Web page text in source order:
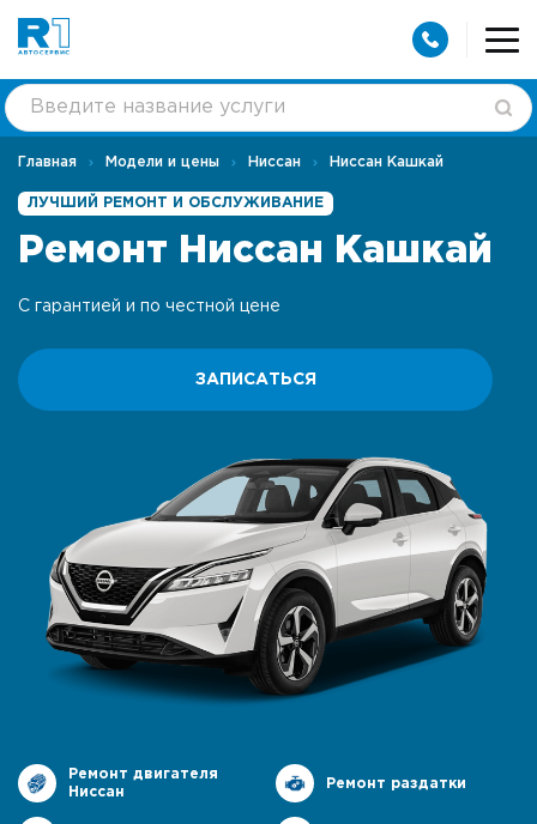
Главная Модели и цены Ниссан Ниссан Кашкай
ЛУЧШИЙ РЕМОНТ И ОБСЛУЖИВАНИЕ
Ремонт Ниссан Кашкай
С гарантией и по честной цене
ЗАПИСАТЬСЯ
Ремонт двигателя
Ниссан
Ремонт раздатки